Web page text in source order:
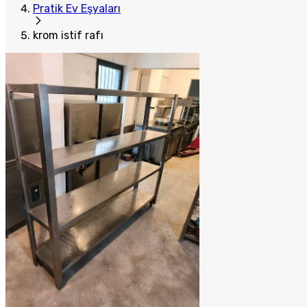
Pratik Ev Eşyaları
krom istif rafı